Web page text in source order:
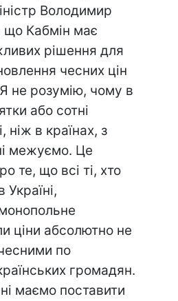
Володимир
що Кабмін має
рішення для
чесних цін
не розумію, чому в
або сотні
ніж в країнах, з
межуємо. Це
те, що всі ті, хто
ціни абсолютно не
по
громадян.
маємо поставити